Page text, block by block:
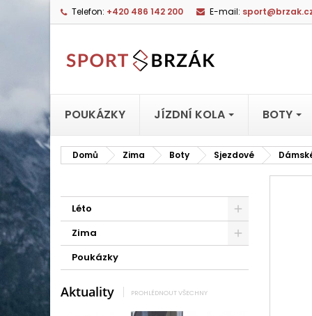
Telefon: +420 486 142 200 E-mail:
POUKÁZKY JÍZDNÍ KOLA BOTY
Domů Zima Boty Sjezdové
Léto
Zima
Poukázky
Aktuality PROHLÉDNOUT VŠECHNY